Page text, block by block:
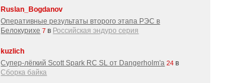
Ruslan_Bogdanov
Оперативные результаты второго этапа РЭС в
Белокурихе 7 в Российская эндуро серия
kuzlich
Супер-лёгкий Scott Spark RC SL от Dangerholm'a 24 в
Сборка байка